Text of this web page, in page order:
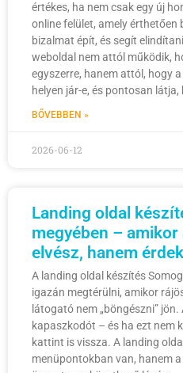
értékes, ha nem csak egy új
online felület, amely
bizalmat épít, és segít
weboldal nem attól működik,
egyszerre, hanem attól, hogy
helyen jár-e, és pontosan
BŐVEBBEN »
2026-06-12
Landing oldal
megyében –
elvész, hanem
A landing oldal készítés
igazán megtérülni, amikor
látogató nem „böngészni”
kapaszkodót – és ha ezt nem
kattint is vissza. A landing
menüpontokban van, hanem